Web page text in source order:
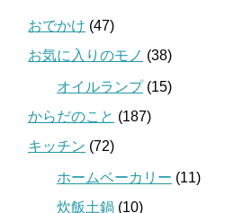
おでかけ (47)
お気に入りのモノ (38)
オイルランプ(15)
からだのこと (187)
キッチン (72)
ホームベーカリー (11)
炊飯土鍋 (10)